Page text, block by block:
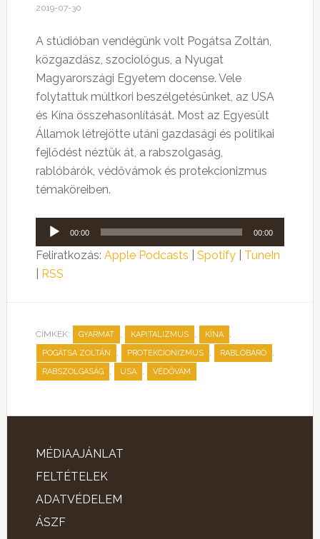
2019-07-30
A stúdióban vendégünk volt Pogátsa Zoltán,
közgazdász, szociológus, a Nyugat
Magyarországi Egyetem docense. Vele
folytattuk múltkori beszélgetésünket, az USA
és Kína összehasonlítását. Most az Egyesült
Államok létrejötte utáni gazdasági és politikai
fejlődést néztük át, a rabszolgaság,
rablóbárók, védővámok és protekcionizmus
témaköreiben.
Audió
lejátszó
00:00 00:00
Feliratkozás: Apple Podcasts Spotify| TuneIn
RSS
CÍMKÉK: GYARMAT , KAPITALIZMUS , KÍNA ,
POGÁTSA ZOLTÁN , PROTEKCIONIZMUS , RABLÓBÁRÓ ,
RABSZOLGASÁG , USA , VÉDŐVÁM
MÉDIAAJÁNLAT
FELTÉTELEK
ADATVÉDELEM
ÁSZF